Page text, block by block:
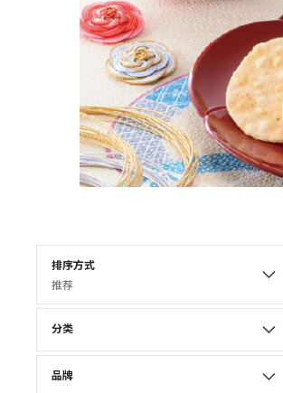
排序方式
推荐
分类
品牌